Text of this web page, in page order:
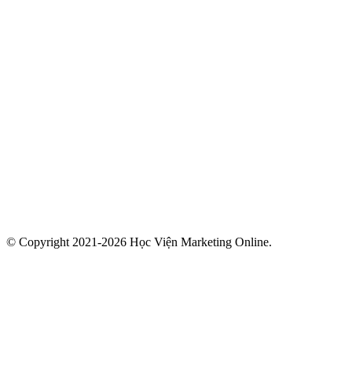
© Copyright 2021-2026 Học Viện Marketing Online.